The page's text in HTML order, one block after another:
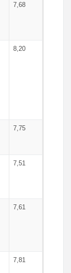
7,68
8,20
7,75
7,51
7,61
7,81